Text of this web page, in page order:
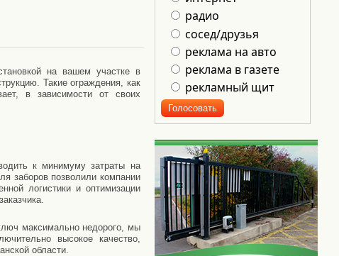
радио
сосед/друзья
реклама на авто
реклама в газете
рекламный щит
на вашем участке в
Такие ограждения, как
в зависимости от своих
к минимуму затраты на
заборов позволили компании
логистики и оптимизации
максимально недорого, мы
высокое качество,
области.